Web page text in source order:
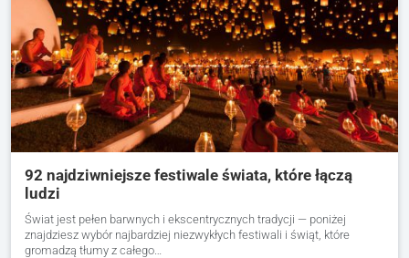
92 najdziwniejsze festiwale świata, które łączą
ludzi
Świat jest pełen barwnych i ekscentrycznych tradycji — poniżej
znajdziesz wybór najbardziej niezwykłych festiwali i świąt, które
gromadzą tłumy z całego…